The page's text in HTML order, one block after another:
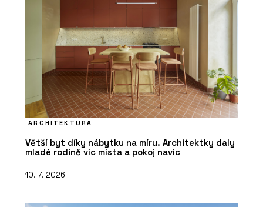
ARCHITEKTURA
Větší byt díky nábytku na míru. Architektky daly
mladé rodině víc místa a pokoj navíc
10. 7. 2026